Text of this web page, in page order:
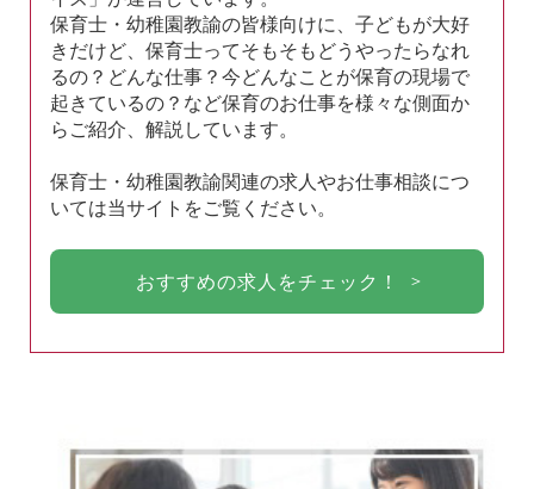
保育士・幼稚園教諭の皆様向けに、子どもが大好
きだけど、保育士ってそもそもどうやったらなれ
るの？どんな仕事？今どんなことが保育の現場で
起きているの？など保育のお仕事を様々な側面か
らご紹介、解説しています。
保育士・幼稚園教諭関連の求人やお仕事相談につ
いては当サイトをご覧ください。
おすすめの求人をチェック！